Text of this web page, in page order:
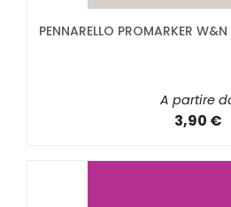
PENNARELLO PROMARKER
A partire
3,90 €